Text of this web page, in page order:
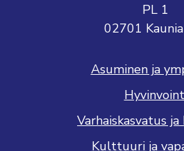
PL 1
02701
Asuminen ja
Varhaiskasvatus
Kulttuuri ja